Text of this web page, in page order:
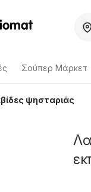
Σούπερ Μάρκετ
ψησταριάς